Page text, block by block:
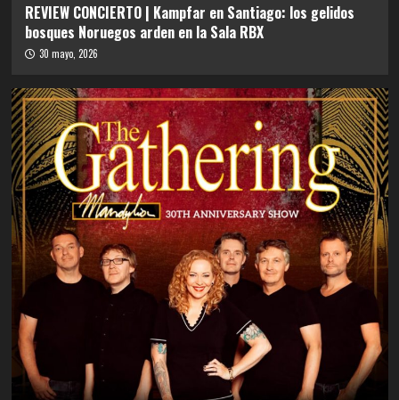
REVIEW CONCIERTO | Kampfar en Santiago: los gelidos
bosques Noruegos arden en la Sala RBX
30 mayo, 2026